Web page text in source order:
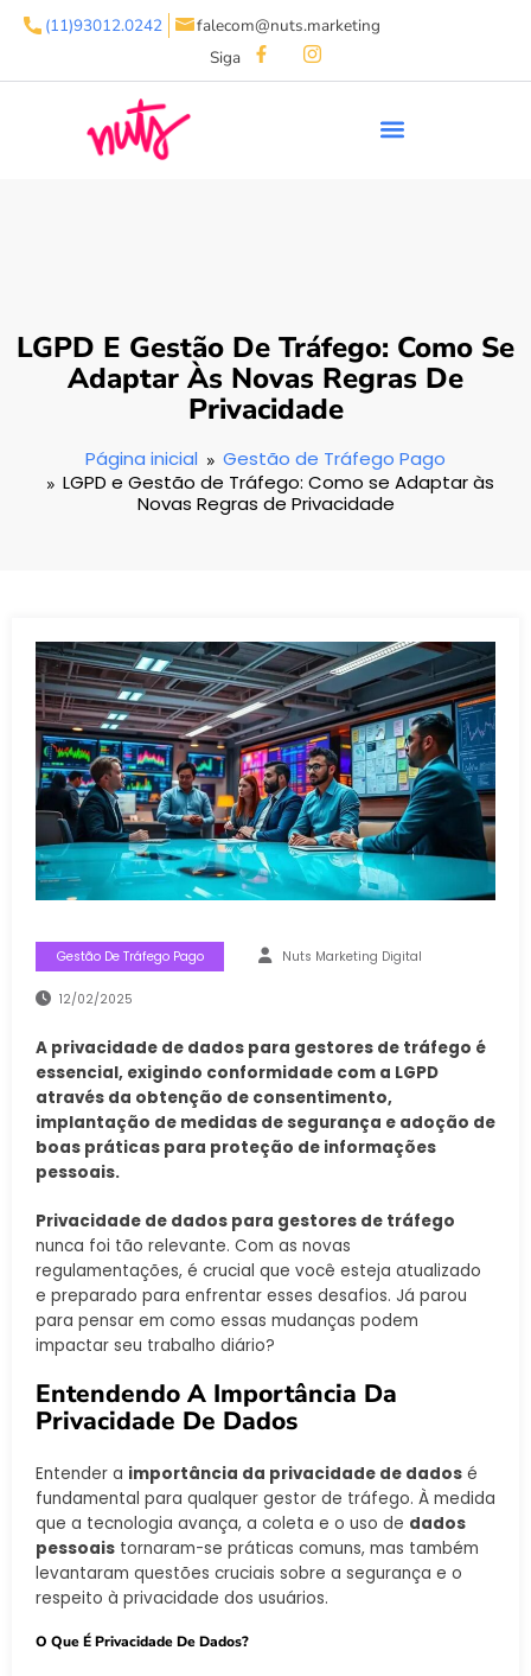
(11)93012.0242
falecom@nuts.marketing
Siga
LGPD E Gestão De Tráfego: Como Se
Adaptar Às Novas Regras De
Privacidade
Página inicial
Gestão de Tráfego Pago
LGPD e Gestão de Tráfego: Como se Adaptar às
Novas Regras de Privacidade
Gestão De Tráfego Pago Nuts Marketing Digital
12/02/2025
A privacidade de dados para gestores de tráfego é
essencial, exigindo conformidade com a LGPD
através da obtenção de consentimento,
implantação de medidas de segurança e adoção de
boas práticas para proteção de informações
pessoais.
Privacidade de dados para gestores de tráfego
nunca foi tão relevante. Com as novas
regulamentações, é crucial que você esteja atualizado
e preparado para enfrentar esses desafios. Já parou
para pensar em como essas mudanças podem
impactar seu trabalho diário?
Entendendo A Importância Da
Privacidade De Dados
Entender a importância da privacidade de dados é
fundamental para qualquer gestor de tráfego. À medida
que a tecnologia avança, a coleta e o uso de dados
pessoais tornaram-se práticas comuns, mas também
levantaram questões cruciais sobre a segurança e o
respeito à privacidade dos usuários.
O Que É Privacidade De Dados?